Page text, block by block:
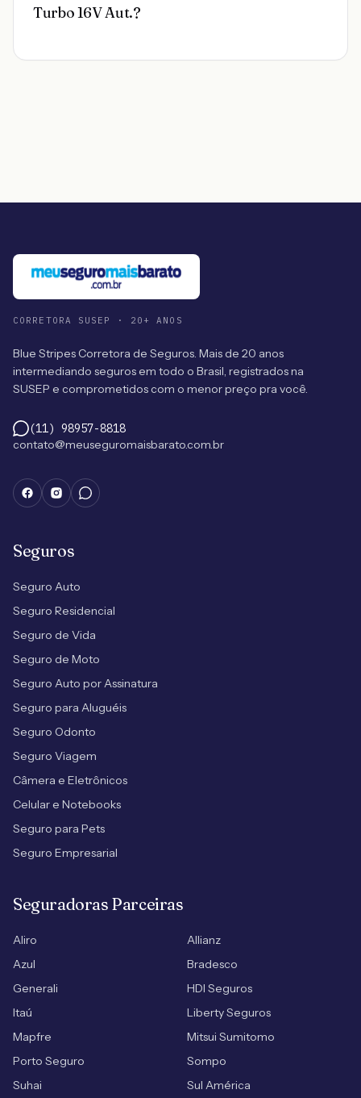
Turbo 16V Aut.?
CORRETORA SUSEP · 20+ ANOS
Blue Stripes Corretora de Seguros. Mais de 20 anos
intermediando seguros em todo o Brasil, registrados na
SUSEP e comprometidos com o menor preço pra você.
(11) 98957-8818
contato@meuseguromaisbarato.com.br
Seguros
Seguro Auto
Seguro Residencial
Seguro de Vida
Seguro de Moto
Seguro Auto por Assinatura
Seguro para Aluguéis
Seguro Odonto
Seguro Viagem
Câmera e Eletrônicos
Celular e Notebooks
Seguro para Pets
Seguro Empresarial
Seguradoras Parceiras
Aliro
Allianz
Azul
Bradesco
Generali
HDI Seguros
Itaú
Liberty Seguros
Mapfre
Mitsui Sumitomo
Porto Seguro
Sompo
Suhai
Sul América